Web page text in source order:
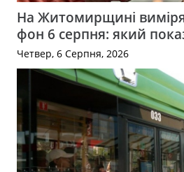
На Житомирщині
фон 6 серпня: який
Четвер, 6 Серпня, 2026